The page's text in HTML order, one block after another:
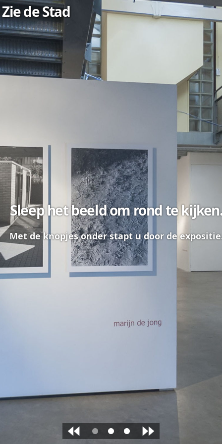
Overslaan
en naar
de inhoud
gaan
Sleep het beeld om rond te
Met de knopjes onder stapt u door de
Zie de Stad